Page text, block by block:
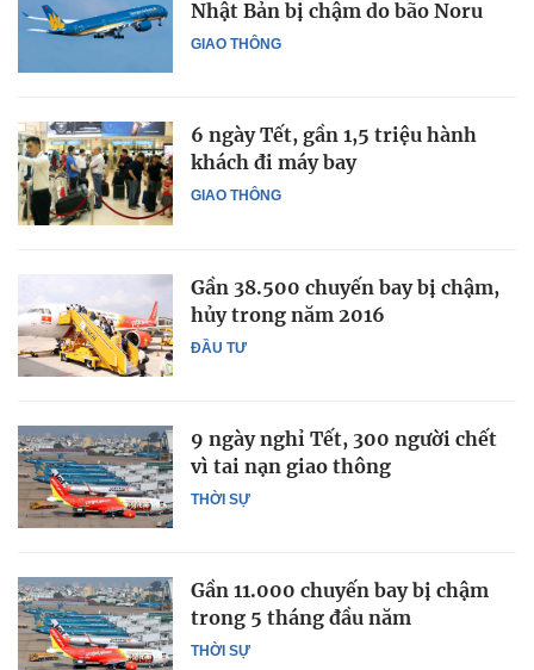
GIAO THÔNG
Nhật Bản bị chậm do bão Noru
GIAO THÔNG
6 ngày Tết, gần 1,5 triệu hành
khách đi máy bay
ĐẦU TƯ
Gần 38.500 chuyến bay bị chậm,
hủy trong năm 2016
THỜI SỰ
9 ngày nghỉ Tết, 300 người chết
vì tai nạn giao thông
THỜI SỰ
Gần 11.000 chuyến bay bị chậm
trong 5 tháng đầu năm